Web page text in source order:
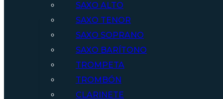
SAXO ALTO
SAXO TENOR
SAXO SOPRANO
SAXO BARÍTONO
TROMPETA
TROMBÓN
CLARINETE